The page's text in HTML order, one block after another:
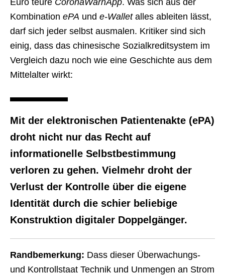
Kombination ePA und e-Walletalles ableiten lässt,
darf sich jeder selbst ausmalen. Kritiker sind sich
einig, dass das chinesische Sozialkreditsystem im
Vergleich dazu noch wie eine Geschichte aus dem
Mittelalter wirkt:
Mit der elektronischen Patientenakte (ePA)
droht nicht nur das Recht auf
informationelle Selbstbestimmung
verloren zu gehen. Vielmehr droht der
Verlust der Kontrolle über die eigene
Identität durch die schier beliebige
Konstruktion digitaler Doppelgänger.
Randbemerkung: Dass dieser Überwachungs-
und Kontrollstaat Technik und Unmengen an Strom